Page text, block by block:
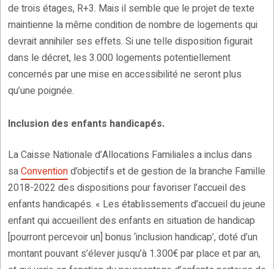
de trois étages, R+3. Mais il semble que le projet de texte
maintienne la même condition de nombre de logements qui
devrait annihiler ses effets. Si une telle disposition figurait
dans le décret, les 3.000 logements potentiellement
concernés par une mise en accessibilité ne seront plus
qu’une poignée.
Inclusion des enfants handicapés.
La Caisse Nationale d’Allocations Familiales a inclus dans
saConventiond’objectifs et de gestion de la branche Famille
2018-2022 des dispositions pour favoriser l’accueil des
enfants handicapés. « Les établissements d’accueil du jeune
enfant qui accueillent des enfants en situation de handicap
[pourront percevoir un] bonus ‘inclusion handicap’, doté d’un
montant pouvant s’élever jusqu’à 1.300€ par place et par an,